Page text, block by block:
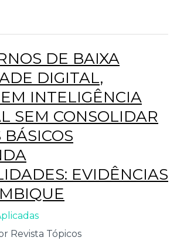
DE BAIXA
DIGITAL,
INTELIGÊNCIA
SEM CONSOLIDAR
BÁSICOS
EVIDÊNCIAS
Revista Tópicos